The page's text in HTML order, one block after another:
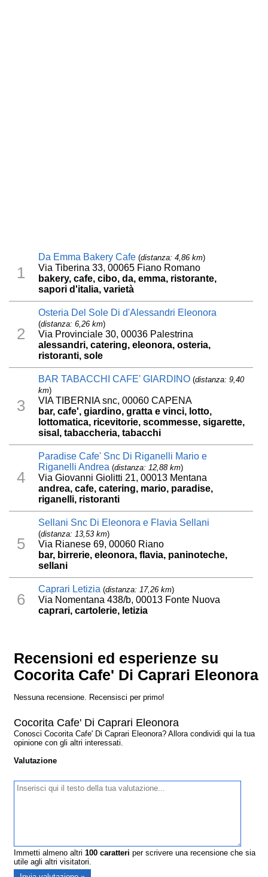
1
Da Emma Bakery Cafe (distanza: 4,86 km)
Via Tiberina 33, 00065 Fiano Romano
bakery, cafe, cibo, da, emma, ristorante,
sapori d'italia, varietà
2
Osteria Del Sole Di d'Alessandri Eleonora
(distanza: 6,26 km)
Via Provinciale 30, 00036 Palestrina
alessandri, catering, eleonora, osteria,
ristoranti, sole
3
BAR TABACCHI CAFE' GIARDINO (distanza: 9,40
km)
VIA TIBERNIA snc, 00060 CAPENA
bar, cafe', giardino, gratta e vinci, lotto,
lottomatica, ricevitorie, scommesse, sigarette,
sisal, tabaccheria, tabacchi
4
Paradise Cafe' Snc Di Riganelli Mario e
Riganelli Andrea (distanza: 12,88 km)
Via Giovanni Giolitti 21, 00013 Mentana
andrea, cafe, catering, mario, paradise,
riganelli, ristoranti
5
Sellani Snc Di Eleonora e Flavia Sellani
(distanza: 13,53 km)
Via Rianese 69, 00060 Riano
bar, birrerie, eleonora, flavia, paninoteche,
sellani
6
Caprari Letizia (distanza: 17,26 km)
Via Nomentana 438/b, 00013 Fonte Nuova
caprari, cartolerie, letizia
Recensioni ed esperienze su
Cocorita Cafe' Di Caprari Eleonora
Nessuna recensione. Recensisci per primo!
Cocorita Cafe' Di Caprari Eleonora
Conosci Cocorita Cafe' Di Caprari Eleonora? Allora condividi qui la tua
opinione con gli altri interessati.
Valutazione
Immetti almeno altri100 caratteri per scrivere una recensione che sia
utile agli altri visitatori.